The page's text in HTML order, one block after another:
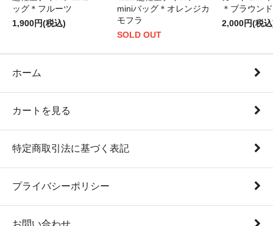
ッグ＊フルーツ
1,900円(税込)
miniバッグ＊オレンジカ
モフラ
SOLD OUT
＊ブラウン
2,000円(税
ホーム
カートを見る
特定商取引法に基づく表記
プライバシーポリシー
お問い合わせ